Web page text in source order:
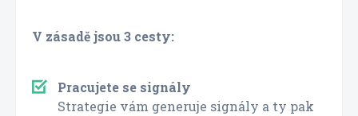
V zásadě jsou 3 cesty:
Pracujete se signály
Strategie vám generuje signály a ty pak